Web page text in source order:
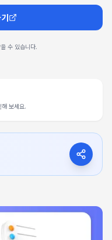
수 있습니다.
보세요.